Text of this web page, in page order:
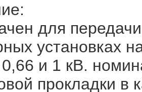
для
установках
и 1 кВ.
прокладки